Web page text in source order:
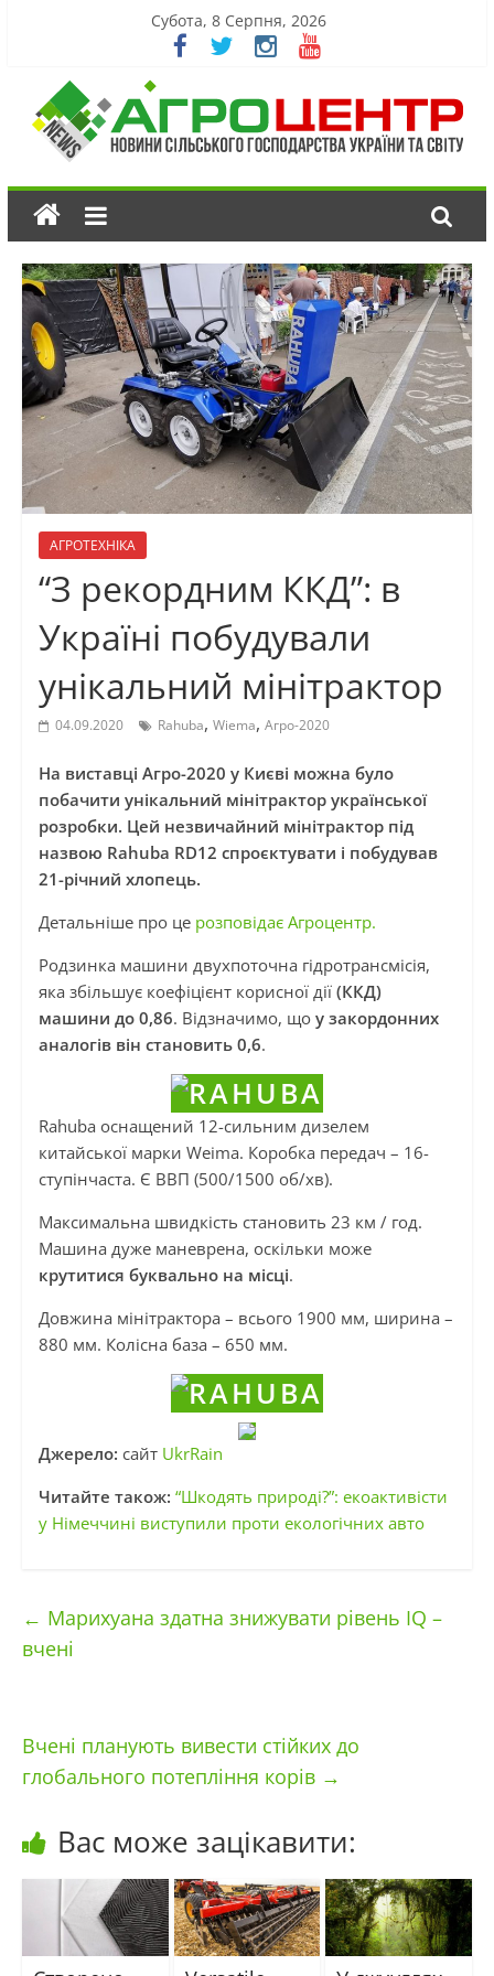
Субота, 8 Серпня, 2026
АГРОТЕХНІКА
“З рекордним ККД”: в
Україні побудували
унікальний мінітрактор
04.09.2020 Rahuba, Wiema, Агро-2020
На виставці Агро-2020 у Києві можна було
побачити унікальний мінітрактор української
розробки. Цей незвичайний мінітрактор під
назвою Rahuba RD12 спроєктувати і побудував
21-річний хлопець.
Детальніше про це розповідає Агроцентр.
Родзинка машини двухпоточна гідротрансмісія,
яка збільшує коефіцієнт корисної дії (ККД)
машини до 0,86. Відзначимо, що у закордонних
аналогів він становить 0,6.
Rahuba оснащений 12-сильним дизелем
китайської марки Weima. Коробка передач – 16-
ступінчаста. Є ВВП (500/1500 об/хв).
Максимальна швидкість становить 23 км / год.
Машина дуже маневрена, оскільки може
крутитися буквально на місці.
Довжина мінітрактора – всього 1900 мм, ширина –
880 мм. Колісна база – 650 мм.
Джерело: сайт UkrRain
Читайте також: “Шкодять природі?”: екоактивісти
у Німеччині виступили проти екологічних авто
← Марихуана здатна знижувати рівень IQ –
вчені
Вчені планують вивести стійких до
глобального потепління корів →
Вас може зацікавити: